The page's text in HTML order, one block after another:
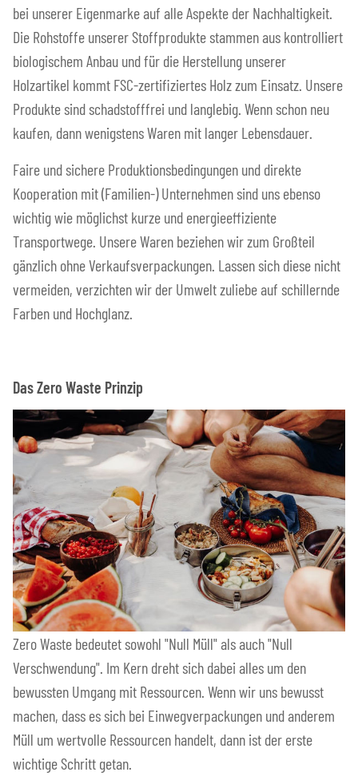
bei unserer Eigenmarke auf alle Aspekte der Nachhaltigkeit.
Die Rohstoffe unserer Stoffprodukte stammen aus kontrolliert
biologischem Anbau und für die Herstellung unserer
Holzartikel kommt FSC-zertifiziertes Holz zum Einsatz. Unsere
Produkte sind schadstofffrei und langlebig. Wenn schon neu
kaufen, dann wenigstens Waren mit langer Lebensdauer.
Faire und sichere Produktionsbedingungen und direkte
Kooperation mit (Familien-) Unternehmen sind uns ebenso
wichtig wie möglichst kurze und energieeffiziente
Transportwege. Unsere Waren beziehen wir zum Großteil
gänzlich ohne Verkaufsverpackungen. Lassen sich diese nicht
vermeiden, verzichten wir der Umwelt zuliebe auf schillernde
Farben und Hochglanz.
Das Zero Waste Prinzip
Zero Waste bedeutet sowohl "Null Müll" als auch "Null
Verschwendung". Im Kern dreht sich dabei alles um den
bewussten Umgang mit Ressourcen. Wenn wir uns bewusst
machen, dass es sich bei Einwegverpackungen und anderem
Müll um wertvolle Ressourcen handelt, dann ist der erste
wichtige Schritt getan.